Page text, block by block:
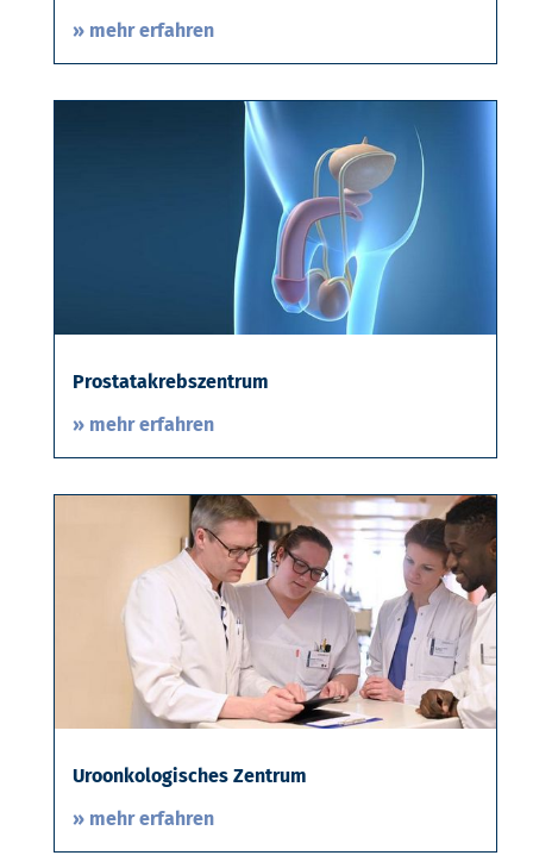
» mehr erfahren
Prostatakrebszentrum
» mehr erfahren
Uroonkologisches Zentrum
» mehr erfahren